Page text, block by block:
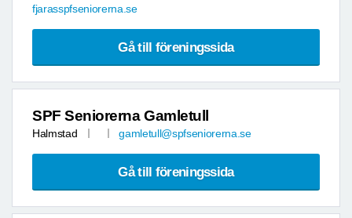
fjarasspfseniorerna.se
Gå till föreningssida
SPF Seniorerna Gamletull
Halmstad gamletull@spfseniorerna.se
Gå till föreningssida